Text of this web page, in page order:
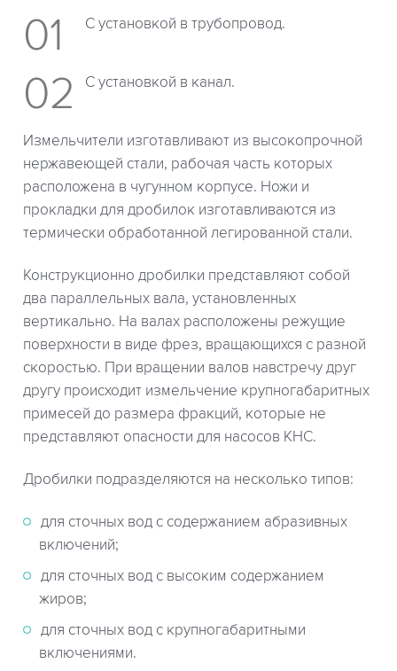
С установкой в трубопровод.
С установкой в канал.
Измельчители изготавливают из высокопрочной
нержавеющей стали, рабочая часть которых
расположена в чугунном корпусе. Ножи и
прокладки для дробилок изготавливаются из
термически обработанной легированной стали.
Конструкционно дробилки представляют собой
два параллельных вала, установленных
вертикально. На валах расположены режущие
поверхности в виде фрез, вращающихся с разной
скоростью. При вращении валов навстречу друг
другу происходит измельчение крупногабаритных
примесей до размера фракций, которые не
представляют опасности для насосов КНС.
Дробилки подразделяются на несколько типов:
для сточных вод с содержанием абразивных
включений;
для сточных вод с высоким содержанием
жиров;
для сточных вод с крупногабаритными
включениями.